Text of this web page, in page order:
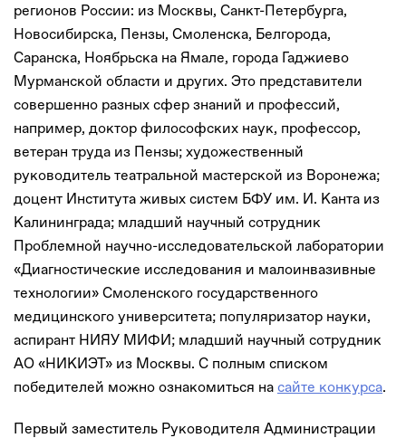
регионов России: из Москвы, Санкт-Петербурга,
Новосибирска, Пензы, Смоленска, Белгорода,
Саранска, Ноябрьска на Ямале, города Гаджиево
Мурманской области и других. Это представители
совершенно разных сфер знаний и профессий,
например, доктор философских наук, профессор,
ветеран труда из Пензы; художественный
руководитель театральной мастерской из Воронежа;
доцент Института живых систем БФУ им. И. Канта из
Калининграда; младший научный сотрудник
Проблемной научно-исследовательской лаборатории
«Диагностические исследования и малоинвазивные
технологии» Смоленского государственного
медицинского университета; популяризатор науки,
аспирант НИЯУ МИФИ; младший научный сотрудник
АО «НИКИЭТ» из Москвы. С полным списком
победителей можно ознакомиться на сайте конкурса.
Первый заместитель Руководителя Администрации